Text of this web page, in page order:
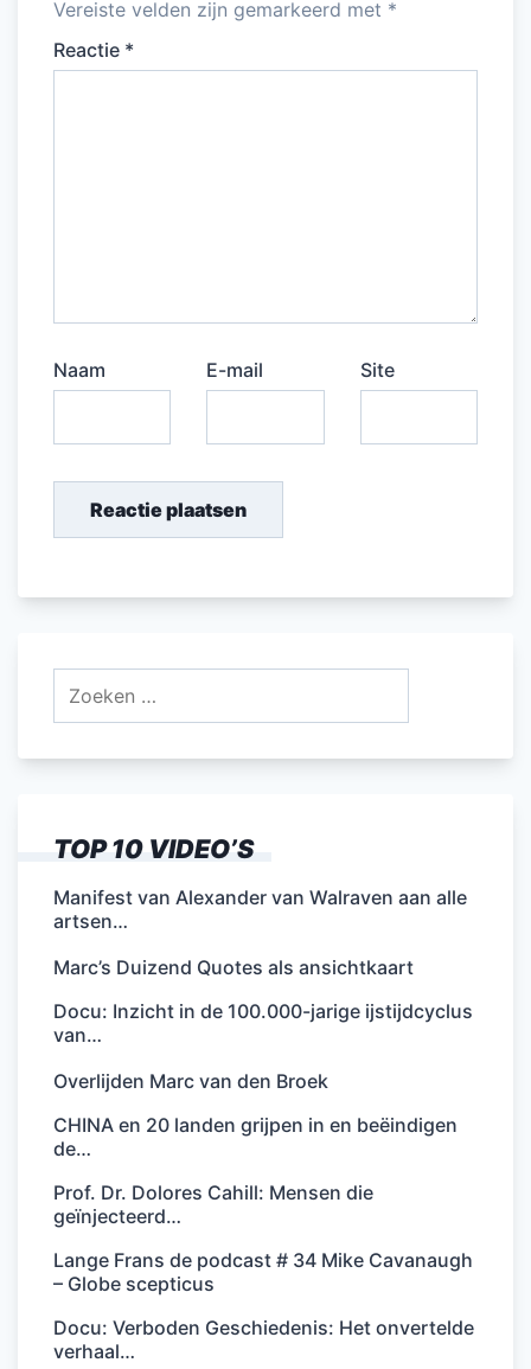
Vereiste velden zijn gemarkeerd met *
Reactie *
Naam E-mail Site
TOP 10 VIDEO’S
Manifest van Alexander van Walraven aan alle
artsen…
Marc’s Duizend Quotes als ansichtkaart
Docu: Inzicht in de 100.000-jarige ijstijdcyclus
van…
Overlijden Marc van den Broek
CHINA en 20 landen grijpen in en beëindigen
de…
Prof. Dr. Dolores Cahill: Mensen die
geïnjecteerd…
Lange Frans de podcast # 34 Mike Cavanaugh
– Globe scepticus
Docu: Verboden Geschiedenis: Het onvertelde
verhaal…